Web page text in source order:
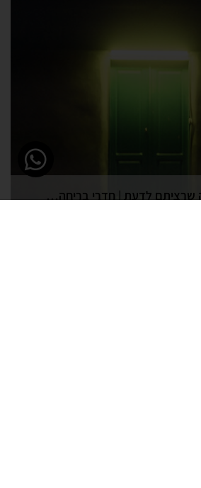
חדרי בריחה- כל מה שרציתם לדעת | חדרי בריחה בקריות